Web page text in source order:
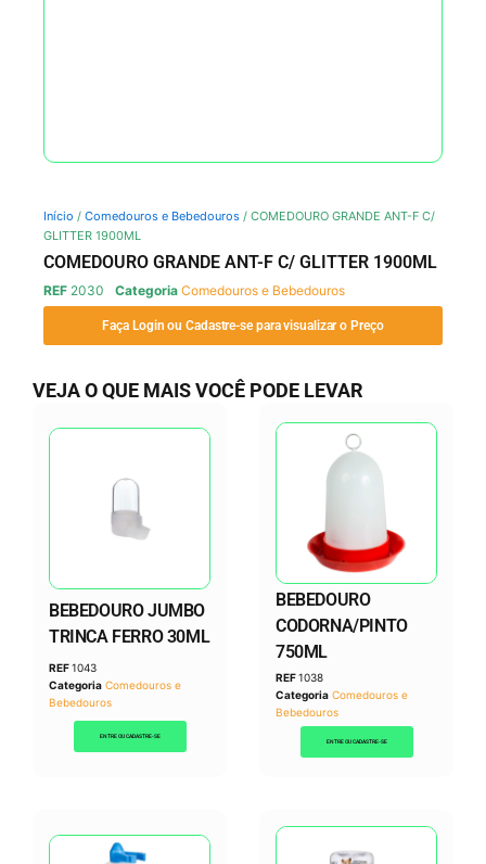
Início / Comedouros e Bebedouros / COMEDOURO GRANDE ANT-F C/
GLITTER 1900ML
COMEDOURO GRANDE ANT-F C/ GLITTER 1900ML
REF 2030 Categoria Comedouros e Bebedouros
Faça Login ou Cadastre-se para visualizar o Preço
VEJA O QUE MAIS VOCÊ PODE LEVAR
BEBEDOURO JUMBO
TRINCA FERRO 30ML
REF1043
Categoria Comedouros e
Bebedouros
ENTRE OU CADASTRE-SE
BEBEDOURO
CODORNA/PINTO
750ML
REF1038
Categoria Comedouros e
Bebedouros
ENTRE OU CADASTRE-SE